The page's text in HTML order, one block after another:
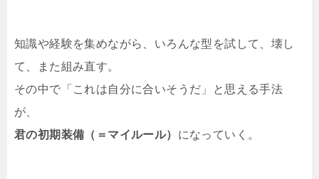
知識や経験を集めながら、いろんな型を試して、壊し
て、また組み直す。
その中で「これは自分に合いそうだ」と思える手法
が、
君の初期装備（＝マイルール） になっていく。